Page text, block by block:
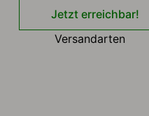
Jetzt erreichbar!
Versandarten